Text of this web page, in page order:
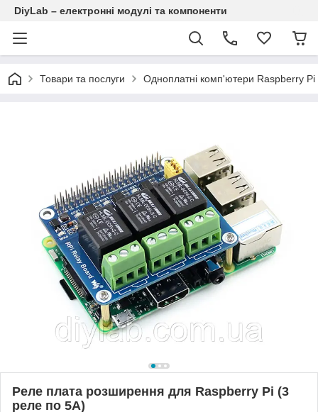
DiyLab – електронні модулі та компоненти
Товари та послуги Одноплатні комп'ютери Raspberry Pi
Реле плата розширення для Raspberry Pi (3
реле по 5А)